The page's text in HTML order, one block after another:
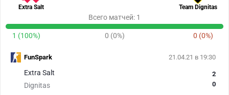
Extra Salt Team Dignitas
Всего матчей: 1
1 (100%) 0 (0%) 0 (0%)
21.04.21 в 19:30
Extra Salt
Dignitas
2
0
FunSpark